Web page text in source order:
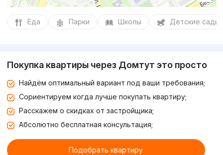
Еда Парки Школы Детские сады
Покупка квартиры через Домтут это просто
Найдём оптимальный вариант под ваши требования;
Сориентируем когда лучше покупать квартиру;
Расскажем о скидках от застройщика;
Абсолютно бесплатная консультация;
Подобрать квартиру